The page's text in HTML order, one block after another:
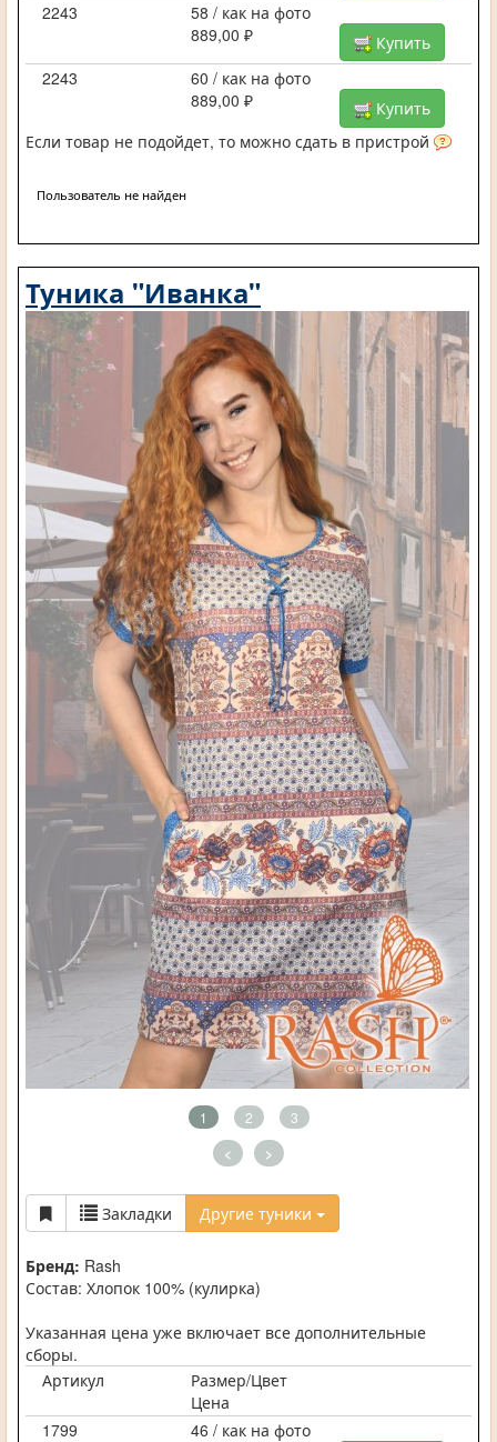
2243
58 / как на фото
889,00 ₽
Купить
2243
60 / как на фото
889,00 ₽
Купить
Если товар не подойдет, то можно сдать в пристрой
Пользователь не найден
Туника "Иванка"
1 2 3
< >
Закладки Другие туники
Бренд: Rash
Состав: Хлопок 100% (кулирка)
Указанная цена уже включает все дополнительные
сборы.
Артикул
Размер/Цвет
Цена
1799
46 / как на фото